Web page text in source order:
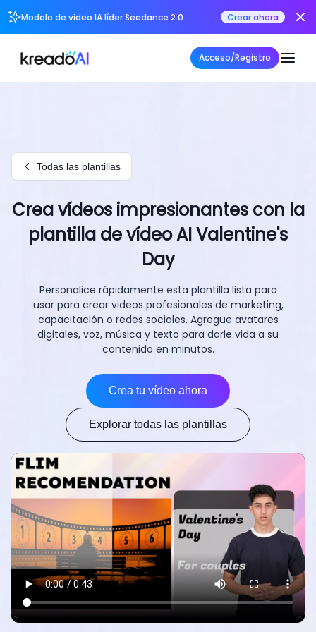
Modelo de video IA líder Seedance 2.0 Crear ahora
Acceso/Registro
Todas las plantillas
Crea vídeos impresionantes con la
plantilla de vídeo AI Valentine's
Day
Personalice rápidamente esta plantilla lista para
usar para crear videos profesionales de marketing,
capacitación o redes sociales. Agregue avatares
digitales, voz, música y texto para darle vida a su
contenido en minutos.
Crea tu vídeo ahora
Explorar todas las plantillas